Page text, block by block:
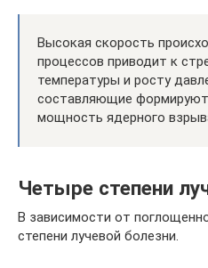
Высокая скорость
процессов приводит к
температуры и росту
составляющие
мощность ядерного
Четыре степени
В зависимости от
степени лучевой болезни.